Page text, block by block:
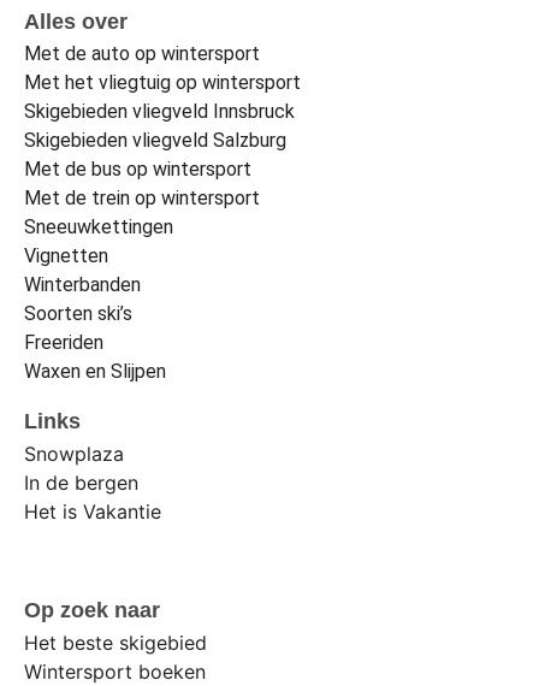
Alles over
Met de auto op wintersport
Met het vliegtuig op wintersport
Skigebieden vliegveld Innsbruck
Skigebieden vliegveld Salzburg
Met de bus op wintersport
Met de trein op wintersport
Sneeuwkettingen
Vignetten
Winterbanden
Soorten ski’s
Freeriden
Waxen en Slijpen
Links
Snowplaza
In de bergen
Het is Vakantie
Op zoek naar
Het beste skigebied
Wintersport boeken